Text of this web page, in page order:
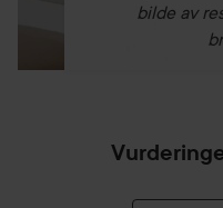
bilde av